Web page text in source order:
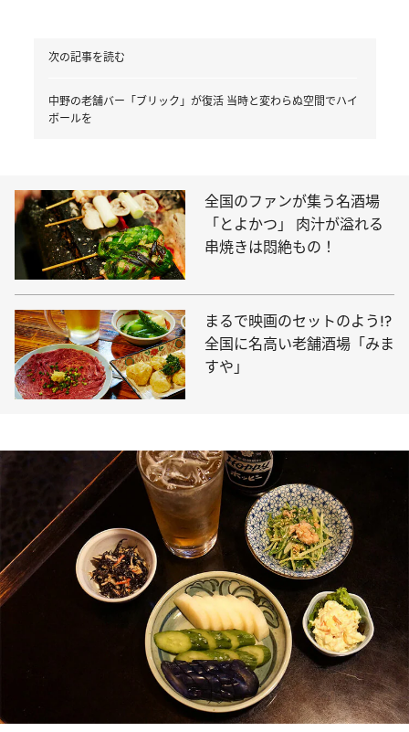
次の記事を読む
中野の老舗バー「ブリック」が復活 当時と変わらぬ空間でハイ
ボールを
全国のファンが集う名酒場
「とよかつ」 肉汁が溢れる
串焼きは悶絶もの！
まるで映画のセットのよう!?
全国に名高い老舗酒場「みま
すや」